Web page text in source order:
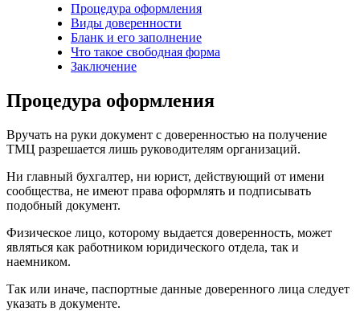
Процедура оформления
Виды доверенности
Бланк и его заполнение
Что такое свободная форма
Заключение
Процедура оформления
Вручать на руки документ с доверенностью на получение
ТМЦ разрешается лишь руководителям организаций.
Ни главный бухгалтер, ни юрист, действующий от имени
сообщества, не имеют права оформлять и подписывать
подобный документ.
Физическое лицо, которому выдается доверенность, может
являться как работником юридического отдела, так и
наемником.
Так или иначе, паспортные данные доверенного лица следует
указать в документе.